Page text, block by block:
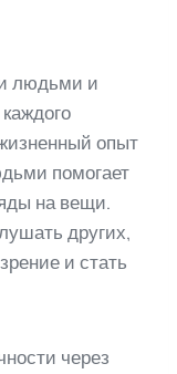
людьми и
опыт
помогает
на вещи.
других,
и стать
через